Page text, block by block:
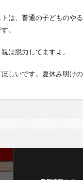
は、普通の子どものや
。
は脱力してますよ。
しいです。夏休み明けの